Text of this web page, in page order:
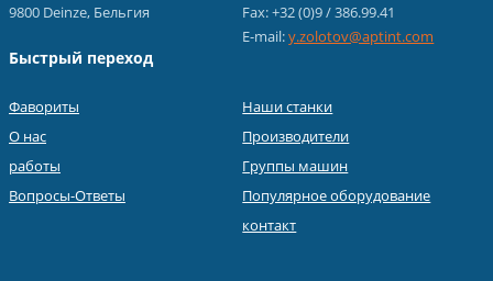
9800 Deinze, Бельгия
Fax: +32 (0)9 / 386.99.41
E-mail:y.zolotov@aptint.com
Быстрый переход
Фавориты
О нас
работы
Вопросы-Ответы
Наши станки
Производители
Группы машин
Популярное оборудование
контакт